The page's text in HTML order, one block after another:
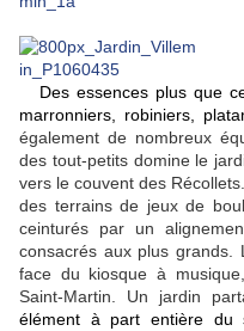
Des essences plus que
marronniers, robiniers,
également de nombreux
des tout-petits domine le
vers le couvent des
des terrains de jeux de
ceinturés par un
consacrés aux plus grands.
face du kiosque à
Saint-Martin. Un jardin
élément à part entière du